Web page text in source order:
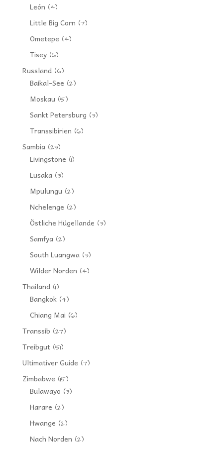
León (4)
Little Big Corn (7)
Ometepe (4)
Tisey(6)
Russland(16)
Baikal-See (2)
Moskau(5)
Sankt Petersburg (3)
Transsibirien (6)
Sambia(23)
Livingstone (1)
Lusaka(3)
Mpulungu(2)
Nchelenge (2)
Östliche Hügellande (3)
Samfya(2)
South Luangwa(3)
Wilder Norden (4)
Thailand(11)
Bangkok(4)
Chiang Mai (6)
Transsib (27)
Treibgut(51)
Ultimativer Guide (7)
Zimbabwe (15)
Bulawayo (3)
Harare (2)
Hwange (2)
Nach Norden (2)